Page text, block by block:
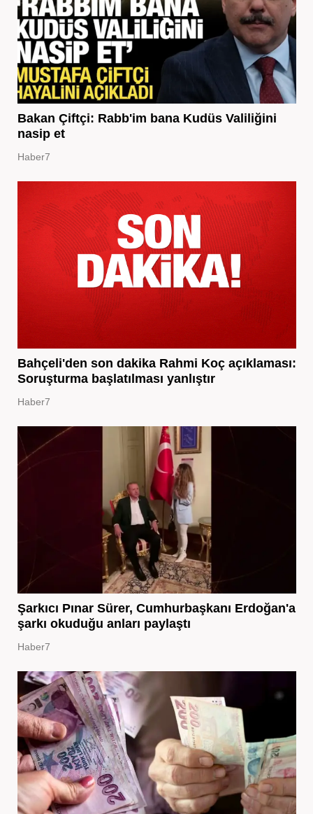
Bakan Çiftçi: Rabb'im bana Kudüs Valiliğini
nasip et
Haber7
Bahçeli'den son dakika Rahmi Koç açıklaması:
Soruşturma başlatılması yanlıştır
Haber7
Şarkıcı Pınar Sürer, Cumhurbaşkanı Erdoğan'a
şarkı okuduğu anları paylaştı
Haber7